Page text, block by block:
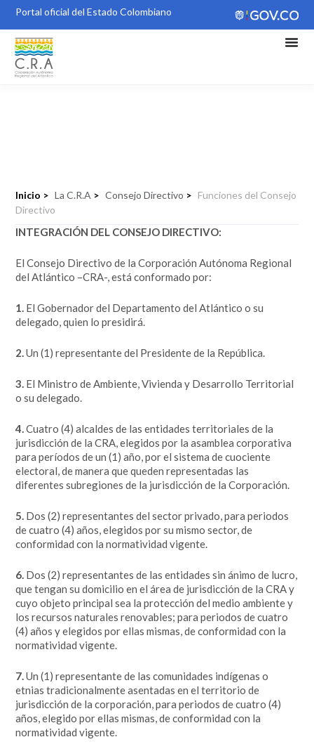
Portal oficial del Estado Colombiano
Inicio > La C.R.A > Consejo Directivo > Funciones del Consejo
Directivo
INTEGRACIÓN DEL CONSEJO DIRECTIVO:
El Consejo Directivo de la Corporación Autónoma Regional
del Atlántico –CRA-, está conformado por:
1. El Gobernador del Departamento del Atlántico o su
delegado, quien lo presidirá.
2.Un (1) representante del Presidente de la República.
3. El Ministro de Ambiente, Vivienda y Desarrollo Territorial
o su delegado.
4.Cuatro (4) alcaldes de las entidades territoriales de la
jurisdicción de la CRA, elegidos por la asamblea corporativa
para períodos de un (1) año, por el sistema de cuociente
electoral, de manera que queden representadas las
diferentes subregiones de la jurisdicción de la Corporación.
5. Dos (2) representantes del sector privado, para periodos
de cuatro (4) años, elegidos por su mismo sector, de
conformidad con la normatividad vigente.
6. Dos (2) representantes de las entidades sin ánimo de lucro,
que tengan su domicilio en el área de jurisdicción de la CRA y
cuyo objeto principal sea la protección del medio ambiente y
los recursos naturales renovables; para periodos de cuatro
(4) años y elegidos por ellas mismas, de conformidad con la
normatividad vigente.
7.Un (1) representante de las comunidades indígenas o
etnias tradicionalmente asentadas en el territorio de
jurisdicción de la corporación, para periodos de cuatro (4)
años, elegido por ellas mismas, de conformidad con la
normatividad vigente.